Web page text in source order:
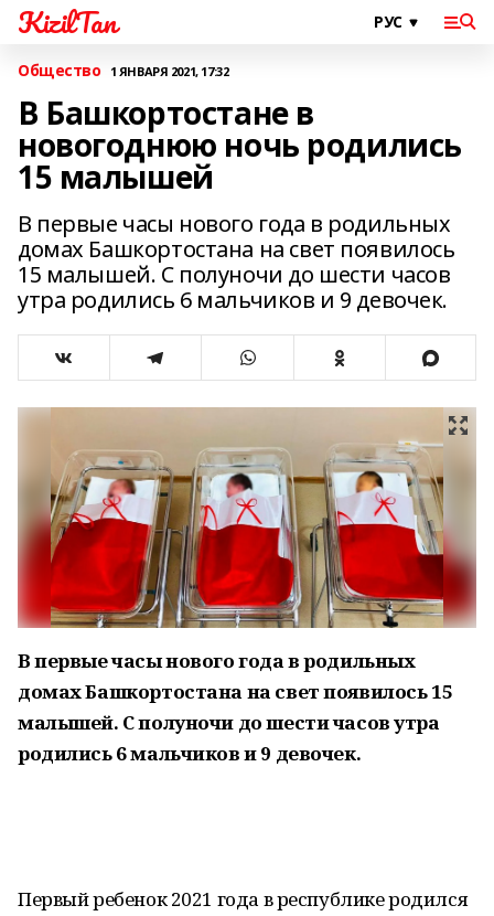
KizilTan
Общество 1 ЯНВАРЯ 2021, 17:32
В Башкортостане в
новогоднюю ночь родились
15 малышей
В первые часы нового года в родильных
домах Башкортостана на свет появилось
15 малышей. С полуночи до шести часов
утра родились 6 мальчиков и 9 девочек.
В первые часы нового года в родильных
домах Башкортостана на свет появилось 15
малышей. С полуночи до шести часов утра
родились 6 мальчиков и 9 девочек.
Первый ребенок 2021 года в республике родился